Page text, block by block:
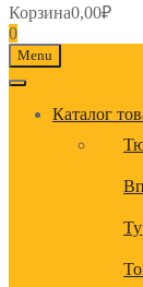
Корзина0,00₽
0
Menu
Каталог